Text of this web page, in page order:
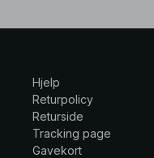
Hjelp
Returpolicy
Returside
Tracking page
Gavekort